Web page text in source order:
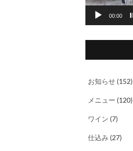
ヤ
00:00
お知らせ (152)
メニュー (120)
ワイン (7)
仕込み (27)